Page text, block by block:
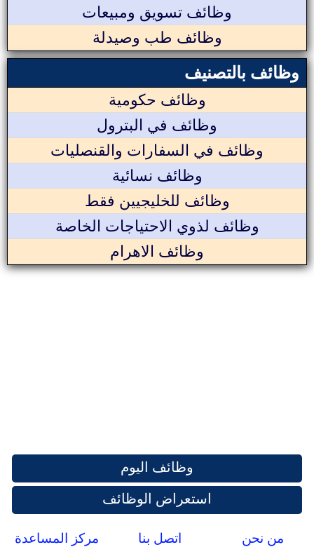
وظائف تسويق ومبيعات
وظائف طب وصيدلة
وظائف بالتصنيف
وظائف حكومية
وظائف في البترول
وظائف في السفارات والقنصليات
وظائف نسائية
وظائف للخليجيين فقط
وظائف لذوي الاحتياجات الخاصة
وظائف الاهرام
وظائف اليوم
استعراض الوظائف
من نحن اتصل بنا مركز المساعدة